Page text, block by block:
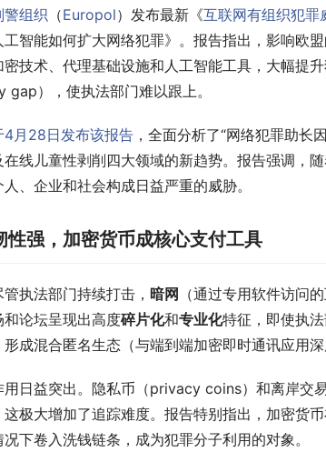
警组织 （Europol）发布最新《互联网有组织犯罪
工智能如何扩大网络犯罪》。报告指出，影响欧
技术、代理基础设施和人工智能工具，大幅提
gap），使执法部门难以跟上。
4月28日发布该报告 ，全面分析了“网络犯罪助长
在线儿童性剥削四大领域的新趋势。报告强调，
、企业和社会构成日益严重的威胁。
性强，加密货币成核心支付工具
执法部门持续打击， 暗网
（通过专用软件访问
论坛呈现出高度碎片化和专业化特征，即使执
成混合匿名生态（与端到端加密即时通讯应用深
用日益突出。隐私币（privacy coins）和离岸交
极大增加了追踪难度。报告特别指出，加密货
下卷入洗钱链条，成为犯罪分子利用的对象。